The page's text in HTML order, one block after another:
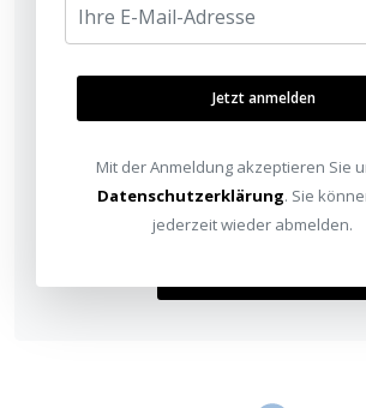
Jetzt selbst
Abstand
Berechnen Sie Bildbreiten und
Ausgangspunkt ist unsere
Beamer-Kategorie im
Jetzt anmelden
Mit der Anmeldung akzeptieren Sie
Datenschutzerklärung. Sie
jederzeit wieder abmelden.